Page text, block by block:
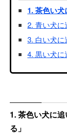
1. 茶色い
2. 青い犬
3. 白い犬
4. 黒い犬
1. 茶色い犬に
る」